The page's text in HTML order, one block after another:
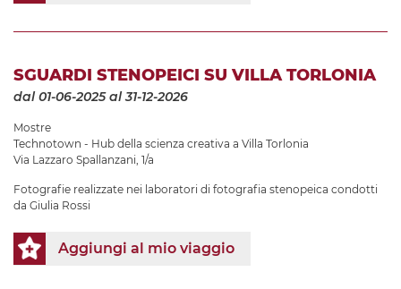
SGUARDI STENOPEICI SU VILLA TORLONIA
dal 01-06-2025al 31-12-2026
Mostre
Technotown - Hub della scienza creativa a Villa Torlonia
Via Lazzaro Spallanzani, 1/a
Fotografie realizzate nei laboratori di fotografia stenopeica condotti
da Giulia Rossi
Aggiungi al mio viaggio